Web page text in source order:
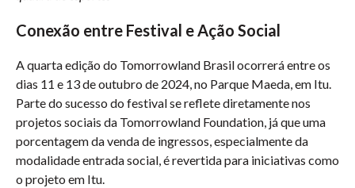
Conexão entre Festival e Ação Social
A quarta edição do Tomorrowland Brasil ocorrerá entre os
dias 11 e 13 de outubro de 2024, no Parque Maeda, em Itu.
Parte do sucesso do festival se reflete diretamente nos
projetos sociais da Tomorrowland Foundation, já que uma
porcentagem da venda de ingressos, especialmente da
modalidade entrada social, é revertida para iniciativas como
o projeto em Itu.